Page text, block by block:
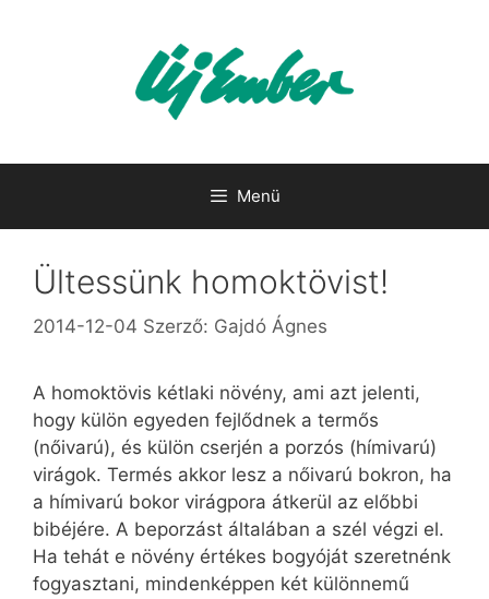
Menü
Ültessünk homoktövist!
2014-12-04 Szerző: Gajdó Ágnes
A homoktövis kétlaki növény, ami azt jelenti,
hogy külön egyeden fejlődnek a termős
(nőivarú), és külön cserjén a porzós (hímivarú)
virágok. Termés akkor lesz a nőivarú bokron, ha
a hímivarú bokor virágpora átkerül az előbbi
bibéjére. A beporzást általában a szél végzi el.
Ha tehát e növény értékes bogyóját szeretnénk
fogyasztani, mindenképpen két különnemű